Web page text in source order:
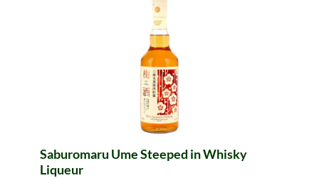
Saburomaru Ume Steeped in Whisky
Liqueur